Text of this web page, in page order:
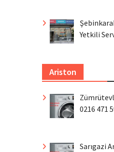
Yetkili
Ariston
0216 471
Sarıgazi